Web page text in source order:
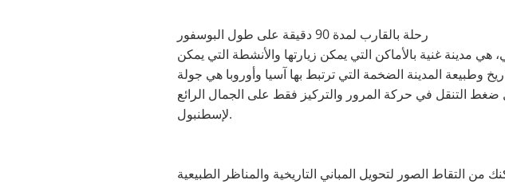
رحلة بالقارب لمدة 90 دقيقة على طول البوسفور
مدينة غنية بالأماكن التي يمكن زيارتها والأنشطة التي يمكن
المدينة الضخمة التي ترتبط بها آسيا وأوروبا هي جولة
ضغط التنقل في حركة المرور والتركيز فقط على الجمال الرائع
لإسطنبول.
التقاط الصور لتحويل المباني التاريخية والمناظر الطبيعية